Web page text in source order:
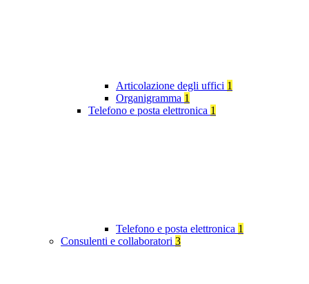
Articolazione degli uffici 1
Organigramma 1
Telefono e posta elettronica 1
Telefono e posta elettronica 1
Consulenti e collaboratori 3